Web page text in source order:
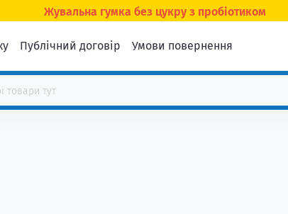
Жувальна гумка без цукру з пробіотиком
Публічний договір Умови повернення